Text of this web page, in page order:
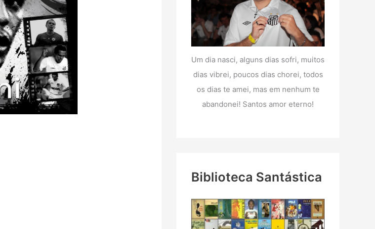
Um dia nasci, alguns dias sofri, muitos
dias vibrei, poucos dias chorei, todos
os dias te amei, mas em nenhum te
abandonei! Santos amor eterno!
Biblioteca Santástica